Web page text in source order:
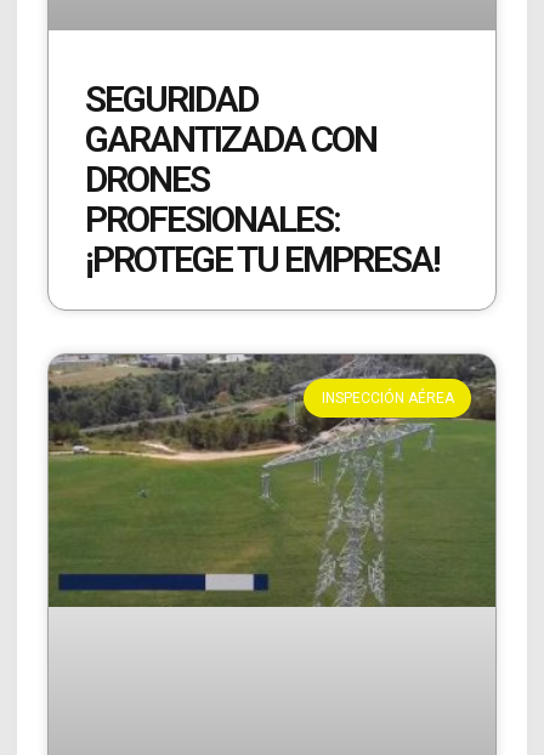
SEGURIDAD
GARANTIZADA CON
DRONES
PROFESIONALES:
¡PROTEGE TU EMPRESA!
INSPECCIÓN AÉREA